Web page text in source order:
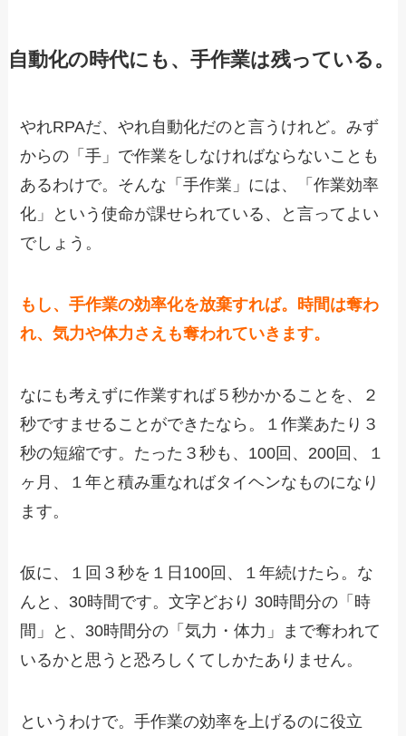
自動化の時代にも、手作業は残っている。
やれRPAだ、やれ自動化だのと言うけれど。みず
からの「手」で作業をしなければならないことも
あるわけで。そんな「手作業」には、「作業効率
化」という使命が課せられている、と言ってよい
でしょう。
もし、手作業の効率化を放棄すれば。時間は奪わ
れ、気力や体力さえも奪われていきます。
なにも考えずに作業すれば５秒かかることを、２
秒ですませることができたなら。１作業あたり３
秒の短縮です。たった３秒も、100回、200回、１
ヶ月、１年と積み重なればタイヘンなものになり
ます。
仮に、１回３秒を１日100回、１年続けたら。な
んと、30時間です。文字どおり 30時間分の「時
間」と、30時間分の「気力・体力」まで奪われて
いるかと思うと恐ろしくてしかたありません。
というわけで。手作業の効率を上げるのに役立